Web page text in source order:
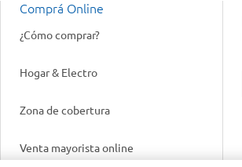
Comprá Online
¿Cómo comprar?
Hogar & Electro
Zona de cobertura
Venta mayorista online